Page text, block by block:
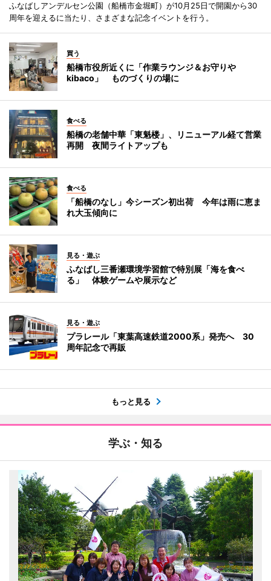
ふなばしアンデルセン公園（船橋市金堀町）が10月25日で開園から30
周年を迎えるに当たり、さまざまな記念イベントを行う。
買う
船橋市役所近くに「作業ラウンジ＆お守りや
kibaco」 ものづくりの場に
食べる
船橋の老舗中華「東魁楼」、リニューアル経て営業
再開 夜間ライトアップも
食べる
「船橋のなし」今シーズン初出荷 今年は雨に恵ま
れ大玉傾向に
見る・遊ぶ
ふなばし三番瀬環境学習館で特別展「海を食べ
る」 体験ゲームや展示など
見る・遊ぶ
プラレール「東葉高速鉄道2000系」発売へ 30
周年記念で再販
もっと見る
学ぶ・知る